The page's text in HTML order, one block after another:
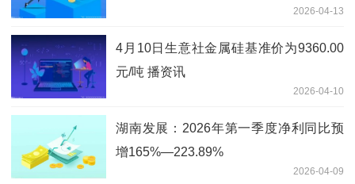
2026-04-13
4月10日生意社金属硅基准价为9360.00
元/吨 播资讯
2026-04-10
湖南发展：2026年第一季度净利同比预
增165%—223.89%
2026-04-09